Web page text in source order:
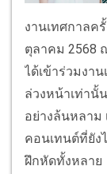
งานเทศกาลค
ตุลาคม 2568
ได้เข้าร่วมงา
ล่วงหน้าเท่านั้
อย่างล้นหลาม
คอนเทนต์ที่ยัง
ฝึกหัดทั้งหลาย